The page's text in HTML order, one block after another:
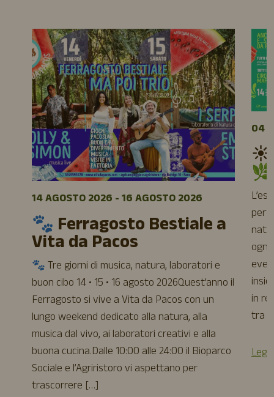
14 AGOSTO 2026 - 16 AGOSTO 2026
🐾 Ferragosto Bestiale a
Vita da Pacos
🐾 Tre giorni di musica, natura, laboratori e
buon cibo 14 • 15 • 16 agosto 2026Quest’anno il
Ferragosto si vive a Vita da Pacos con un
lungo weekend dedicato alla natura, alla
musica dal vivo, ai laboratori creativi e alla
buona cucina.Dalle 10:00 alle 24:00 il Bioparco
Sociale e l’Agriristoro vi aspettano per
trascorrere […]
04
☀️
🌿
in
tra